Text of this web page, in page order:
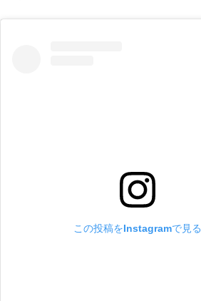
この投稿をInstagramで見る